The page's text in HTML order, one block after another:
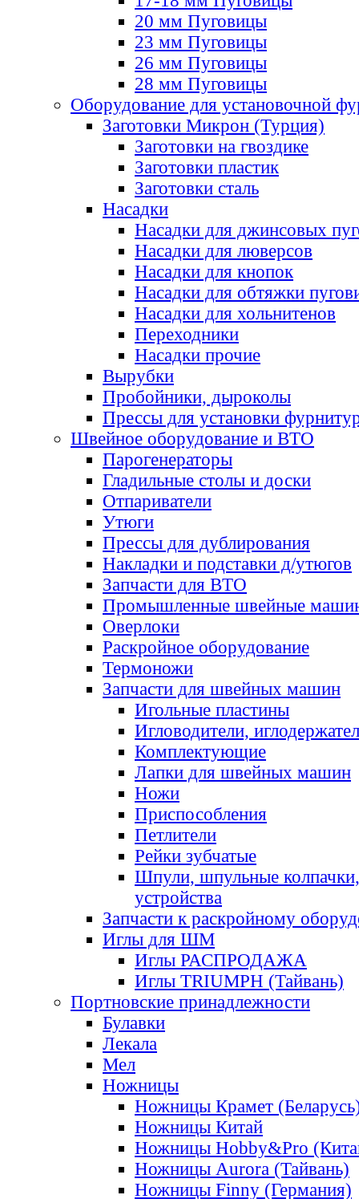
20 мм Пуговицы
23 мм Пуговицы
26 мм Пуговицы
28 мм Пуговицы
Оборудование для установочной
Заготовки Микрон (Турция)
Заготовки на гвоздике
Заготовки пластик
Заготовки сталь
Насадки
Насадки для джинсовых
Насадки для люверсов
Насадки для кнопок
Насадки для обтяжки
Насадки для хольнитенов
Переходники
Насадки прочие
Вырубки
Пробойники, дыроколы
Прессы для установки
Швейное оборудование и ВТО
Парогенераторы
Гладильные столы и доски
Отпариватели
Утюги
Прессы для дублирования
Накладки и подставки д/утюгов
Запчасти для ВТО
Промышленные швейные
Оверлоки
Раскройное оборудование
Термоножи
Запчасти для швейных машин
Игольные пластины
Игловодители,
Комплектующие
Лапки для швейных машин
Ножи
Приспособления
Петлители
Рейки зубчатые
Шпули, шпульные
устройства
Запчасти к раскройному
Иглы для ШМ
Иглы РАСПРОДАЖА
Иглы TRIUMPH (Тайвань)
Портновские принадлежности
Булавки
Лекала
Мел
Ножницы
Ножницы Крамет
Ножницы Китай
Ножницы Hobby&Pro
Ножницы Aurora (Тайвань)
Ножницы Finny (Германия)